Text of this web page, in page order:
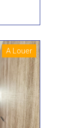
A Louer